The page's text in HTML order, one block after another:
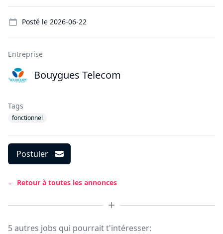
Posté le 2026-06-22
Entreprise
Bouygues Telecom
Tags
fonctionnel
Postuler
← Retour à toutes les annonces
5 autres jobs qui pourrait t'intéresser: